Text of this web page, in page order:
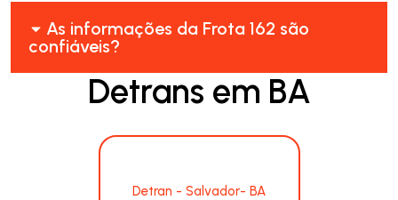
As informações da Frota 162 são
confiáveis?
Detrans em BA
Detran - Salvador- BA